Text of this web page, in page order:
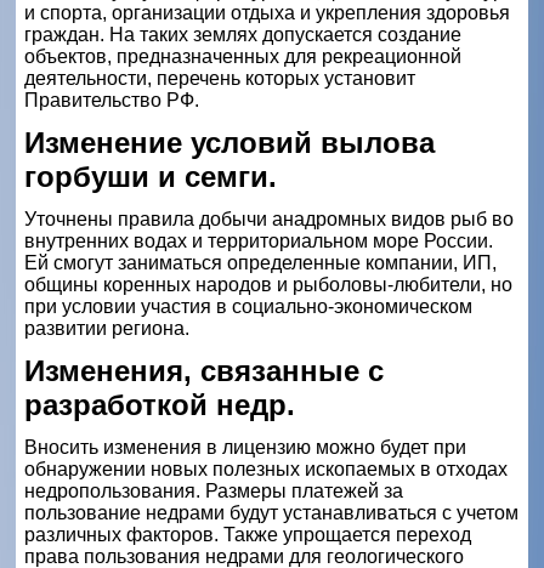
и спорта, организации отдыха и укрепления здоровья
граждан. На таких землях допускается создание
объектов, предназначенных для рекреационной
деятельности, перечень которых установит
Правительство РФ.
Изменение условий вылова
горбуши и семги.
Уточнены правила добычи анадромных видов рыб во
внутренних водах и территориальном море России.
Ей смогут заниматься определенные компании, ИП,
общины коренных народов и рыболовы-любители, но
при условии участия в социально-экономическом
развитии региона.
Изменения, связанные с
разработкой недр.
Вносить изменения в лицензию можно будет при
обнаружении новых полезных ископаемых в отходах
недропользования. Размеры платежей за
пользование недрами будут устанавливаться с учетом
различных факторов. Также упрощается переход
права пользования недрами для геологического